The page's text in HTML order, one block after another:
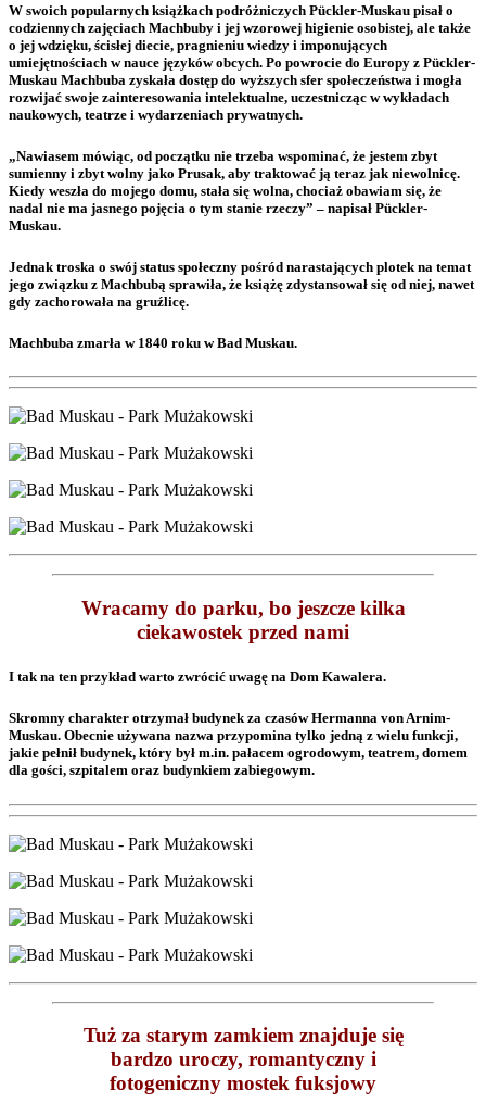
W swoich popularnych książkach podróżniczych Pückler-Muskau pisał o
codziennych zajęciach Machbuby i jej wzorowej higienie osobistej, ale także
o jej wdzięku, ścisłej diecie, pragnieniu wiedzy i imponujących
umiejętnościach w nauce języków obcych. Po powrocie do Europy z Pückler-
Muskau Machbuba zyskała dostęp do wyższych sfer społeczeństwa i mogła
rozwijać swoje zainteresowania intelektualne, uczestnicząc w wykładach
naukowych, teatrze i wydarzeniach prywatnych.
„Nawiasem mówiąc, od początku nie trzeba wspominać, że jestem zbyt
sumienny i zbyt wolny jako Prusak, aby traktować ją teraz jak niewolnicę.
Kiedy weszła do mojego domu, stała się wolna, chociaż obawiam się, że
nadal nie ma jasnego pojęcia o tym stanie rzeczy” – napisał Pückler-
Muskau.
Jednak troska o swój status społeczny pośród narastających plotek na temat
jego związku z Machbubą sprawiła, że ​​książę zdystansował się od niej, nawet
gdy zachorowała na gruźlicę.
Machbuba zmarła w 1840 roku w Bad Muskau.
Wracamy do parku, bo jeszcze kilka
ciekawostek przed nami
I tak na ten przykład warto zwrócić uwagę na Dom Kawalera.
Skromny charakter otrzymał budynek za czasów Hermanna von Arnim-
Muskau. Obecnie używana nazwa przypomina tylko jedną z wielu funkcji,
jakie pełnił budynek, który był m.in. pałacem ogrodowym, teatrem, domem
dla gości, szpitalem oraz budynkiem zabiegowym.
Tuż za starym zamkiem znajduje się
bardzo uroczy, romantyczny i
fotogeniczny mostek fuksjowy